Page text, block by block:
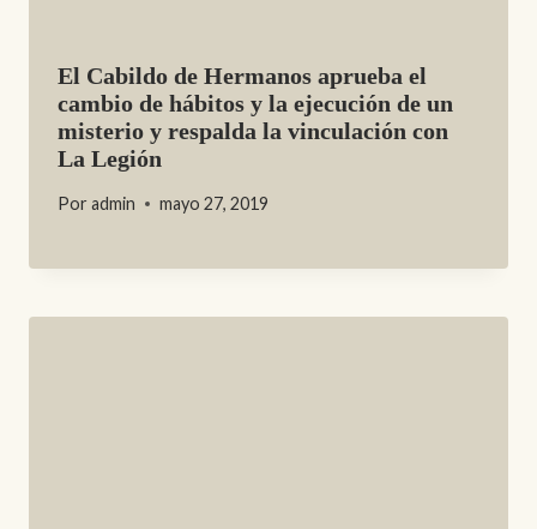
El Cabildo de Hermanos aprueba el
cambio de hábitos y la ejecución de un
misterio y respalda la vinculación con
La Legión
Por admin mayo 27, 2019